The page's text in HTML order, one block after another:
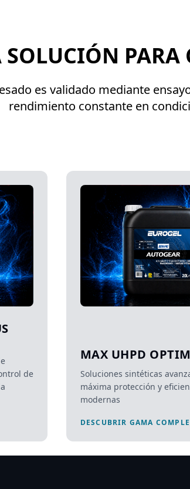
PARA
es validado mediante
rendimiento constante en
de
MAX UHPD
Soluciones sintéticas
máxima protección y
modernas
DESCUBRIR GAMA